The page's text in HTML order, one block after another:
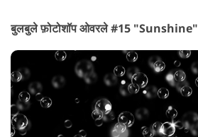
बुलबुले फ़ोटोशॉप ओवरले #15 "Sunshine"